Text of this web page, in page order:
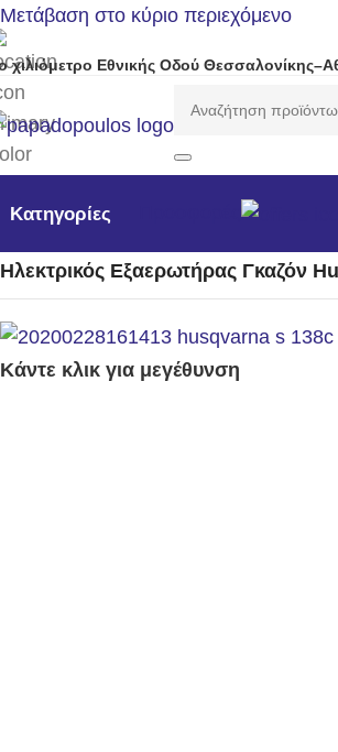
Μετάβαση στο κύριο περιεχόμενο
χιλιόμετρο Εθνικής Οδού
Κατηγορίες
Ηλεκτρικός Εξαερωτήρας Γκαζόν
Κάντε κλικ για μεγέθυνση